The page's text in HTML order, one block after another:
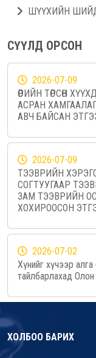
ШҮҮХИЙН
СҮҮЛД ОРСОН
2026-07-09
ӨӨРИЙН ТӨРСӨН
АСРАН
АВЧ БАЙСАН
2026-07-09
ТЭЭВРИЙН
СОГТУУГААР
ЗАМ ТЭЭВРИЙН
ХОХИРООСОН
2026-07-02
Хүнийг хүчээр
тайлбарлахад
ХОЛБОО БАРИХ